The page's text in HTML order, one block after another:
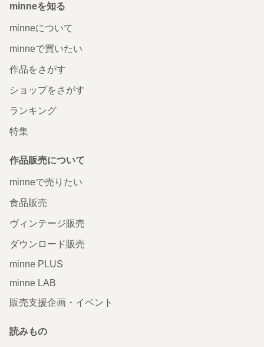
minneを知る
minneについて
minneで買いたい
作品をさがす
ショップをさがす
ランキング
特集
作品販売について
minneで売りたい
食品販売
ヴィンテージ販売
ダウンロード販売
minne PLUS
minne LAB
販売支援企画・イベント
読みもの